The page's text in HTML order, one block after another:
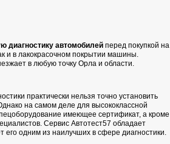
диагностику автомобилей перед покупкой на
и в лакокрасочном покрытии машины.
в любую точку Орла и области.
практически нельзя точно установить
на самом деле для высококлассной
имеющее сертификат, а кроме
Сервис Автотест57 обладает
одним из наилучших в сфере диагностики.